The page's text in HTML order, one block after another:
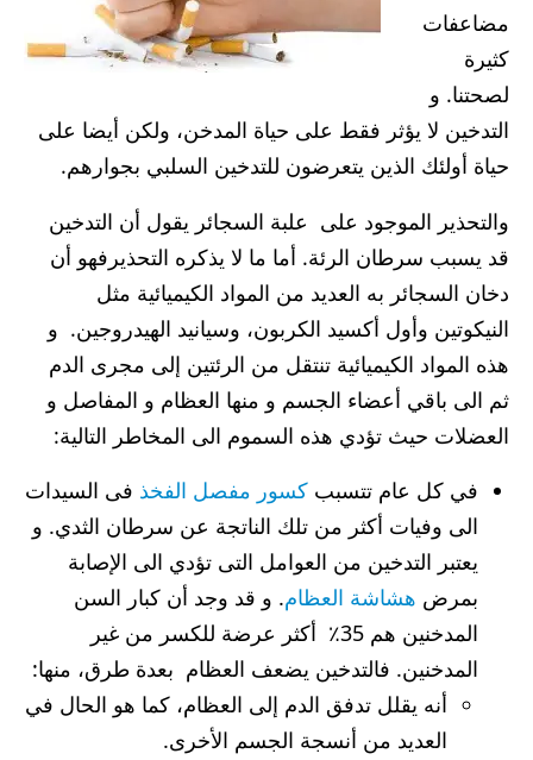
مضاعفات
كثيرة
لصحتنا. و
التدخين لا يؤثر فقط على حياة المدخن، ولكن أيضا على
حياة أولئك الذين يتعرضون للتدخين السلبي بجوارهم.
والتحذير الموجود على علبة السجائر يقول أن التدخين
قد يسبب سرطان الرئة. أما ما لا يذكره التحذيرفهو أن
دخان السجائر به العديد من المواد الكيميائية مثل
النيكوتين وأول أكسيد الكربون، وسيانيد الهيدروجين. و
هذه المواد الكيميائية تنتقل من الرئتين إلى مجرى الدم
ثم الى باقي أعضاء الجسم و منها العظام و المفاصل و
العضلات حيث تؤدي هذه السموم الى المخاطر التالية:
في كل عام تتسببكسور مفصل الفخذ فى السيدات
الى وفيات أكثر من تلك الناتجة عن سرطان الثدي. و
يعتبر التدخين من العوامل التى تؤدي الى الإصابة
بمرض هشاشة العظام. و قد وجد أن كبار السن
المدخنين هم 35٪ أكثر عرضة للكسر من غير
المدخنين. فالتدخين يضعف العظام بعدة طرق، منها:
أنه يقلل تدفق الدم إلى العظام، كما هو الحال في
العديد من أنسجة الجسم الأخرى.